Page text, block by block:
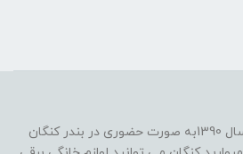
فروشگاه مروارید کنگان از سال 1390به صورت حضوری در بندر کنگان